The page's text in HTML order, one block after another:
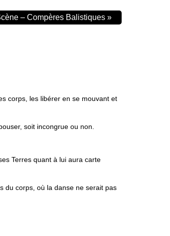
– Compères Balistiques »
corps, les libérer en se mouvant et
soit incongrue ou non.
Terres quant à lui aura carte
du corps, où la danse ne serait pas